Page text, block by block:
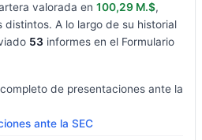
valorada en 100,29 M.$,
A lo largo de su historial
53 informes en el Formulario
de presentaciones ante la
ante la SEC